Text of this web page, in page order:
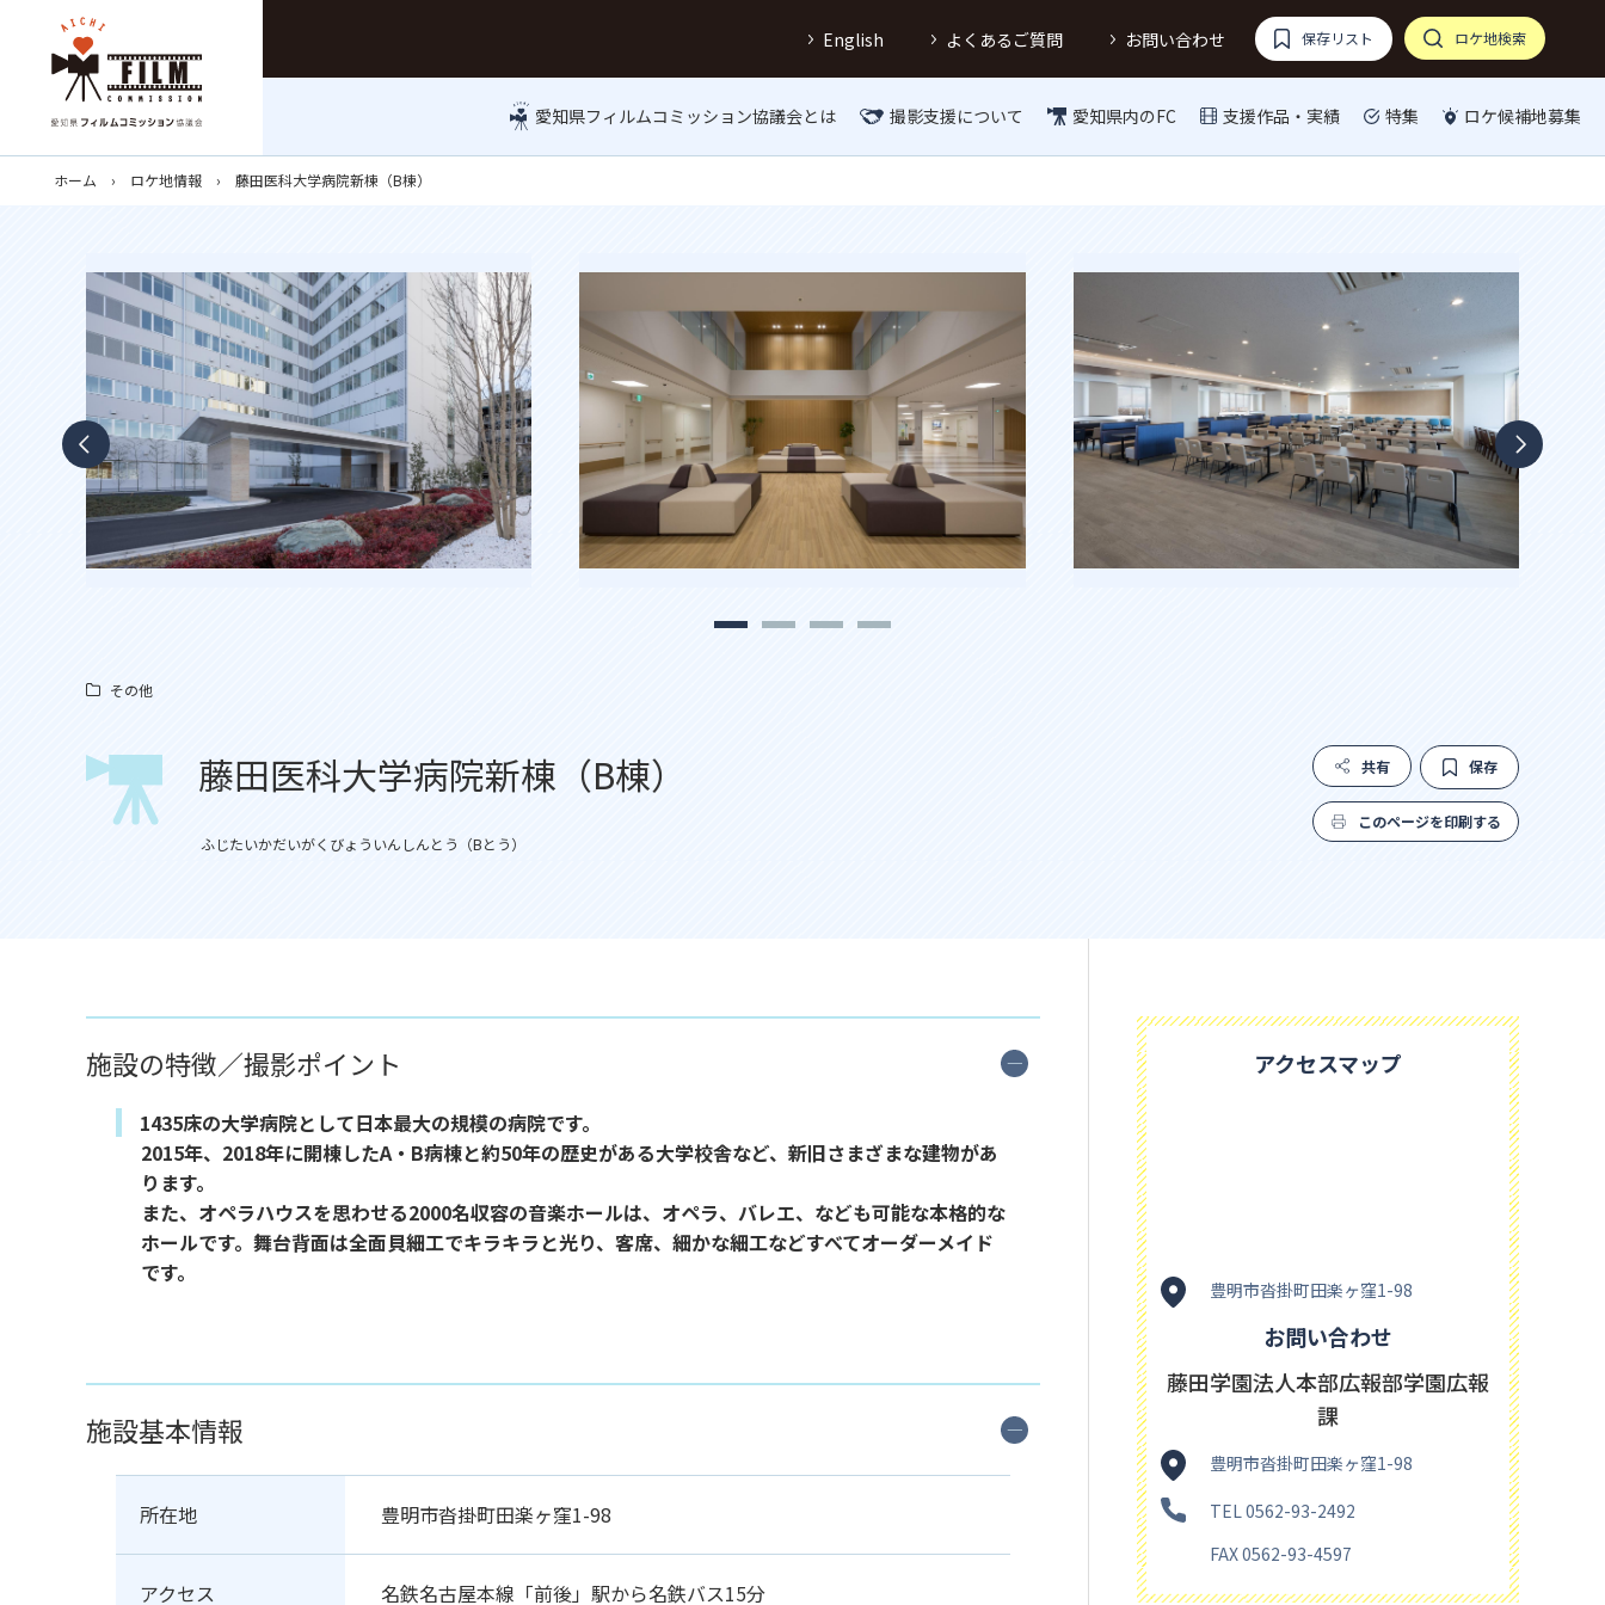
English よくあるご質問 お問い合わせ 保存リスト ロケ地検索
愛知県フィルムコミッション協議会とは 撮影支援について 愛知県内のFC 支援作品・実績 特集 ロケ候補地募集
ホーム ロケ地情報 藤田医科大学病院新棟（B棟）
その他
藤田医科大学病院新棟（B棟）
ふじたいかだいがくびょういんしんとう（Bとう）
共有 保存
このページを印刷する
施設の特徴／撮影ポイント
1435床の大学病院として日本最大の規模の病院です。
2015年、2018年に開棟したA・B病棟と約50年の歴史がある大学校舎など、新旧さまざまな建物があ
ります。
また、オペラハウスを思わせる2000名収容の音楽ホールは、オペラ、バレエ、なども可能な本格的な
ホールです。舞台背面は全面貝細工でキラキラと光り、客席、細かな細工などすべてオーダーメイド
です。
施設基本情報
所在地 豊明市沓掛町田楽ヶ窪1-98
アクセス 名鉄名古屋本線「前後」駅から名鉄バス15分
アクセスマップ
豊明市沓掛町田楽ヶ窪1-98
お問い合わせ
藤田学園法人本部広報部学園広報
課
豊明市沓掛町田楽ヶ窪1-98
TEL 0562-93-2492
FAX 0562-93-4597